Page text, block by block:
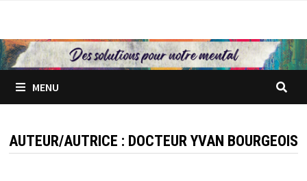
contenu
MENU
AUTEUR/AUTRICE : DOCTEUR YVAN BOURGEOIS